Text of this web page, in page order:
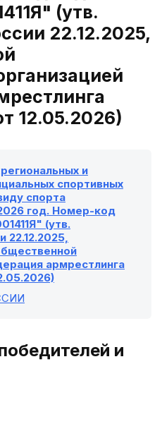
(утв.
22.12.2025,
12.05.2026)
и
спортивных
спорта
год. Номер-код
(утв.
22.12.2025,
армрестлинга
и